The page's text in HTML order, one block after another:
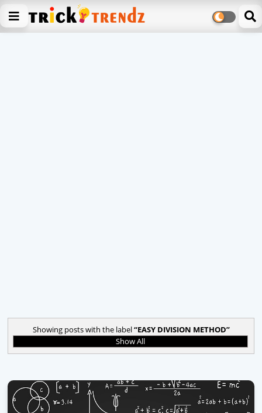
Showing posts with the label EASY DIVISION METHOD
Show All